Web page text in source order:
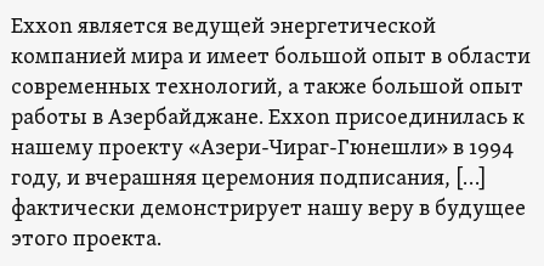
Exxon является ведущей энергетической
компанией мира и имеет большой опыт в области
современных технологий, а также большой опыт
работы в Азербайджане. Exxon присоединилась к
нашему проекту «Азери-Чираг-Гюнешли» в 1994
году, и вчерашняя церемония подписания, […]
фактически демонстрирует нашу веру в будущее
этого проекта.